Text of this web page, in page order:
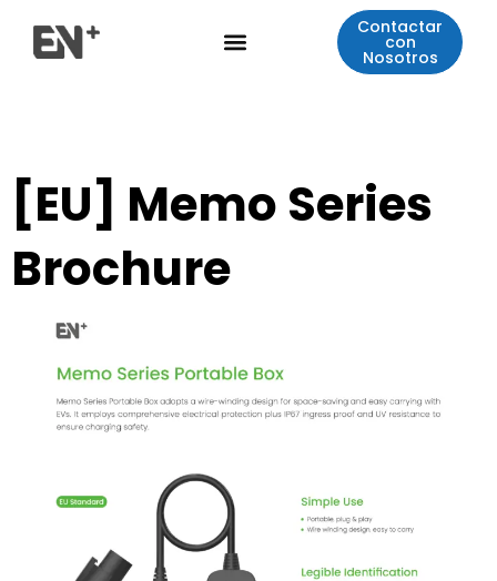
Menú Contactar
con
Nosotros
[EU] Memo Series
Brochure